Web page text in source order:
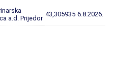
a.d. Prijedor
43,305935 6.8.2026.